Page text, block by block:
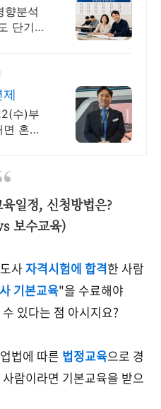
향분석
단기간
수)부
혼합
일정, 신청방법은?
보수교육)
사자격시험에 합격한 사람
기본교육"을 수료해야
있다는 점 아시지요?
법에 따른 법정교육으로 경
람이라면 기본교육을 받으